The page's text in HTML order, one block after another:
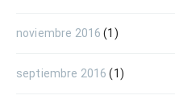
noviembre 2016 (1)
septiembre 2016 (1)